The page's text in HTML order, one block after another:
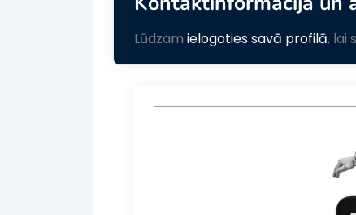
Lūdzam ielogoties savā profilā, lai